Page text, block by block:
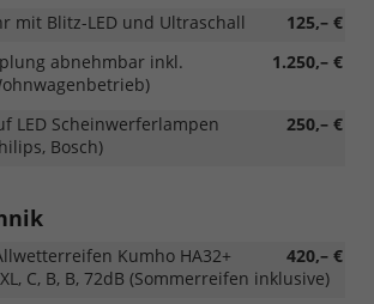
125,– €
mit Blitz-LED und Ultraschall
1.250,– €
abnehmbar inkl.
250,– €
LED Scheinwerferlampen
Bosch)
420,– €
Kumho HA32+
C, B, B, 72dB (Sommerreifen inklusive)